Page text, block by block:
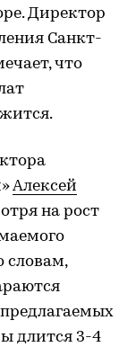
Директор
Санкт-
что
Алексей
на рост
словам,
длится 3-4